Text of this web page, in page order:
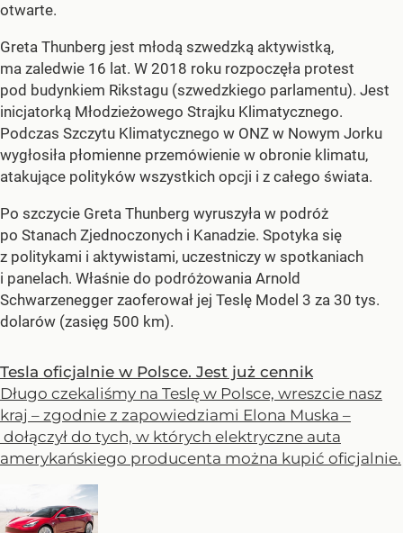
otwarte.
Greta Thunberg jest młodą szwedzką aktywistką,
ma zaledwie 16 lat. W 2018 roku rozpoczęła protest
pod budynkiem Rikstagu (szwedzkiego parlamentu). Jest
inicjatorką Młodzieżowego Strajku Klimatycznego.
Podczas Szczytu Klimatycznego w ONZ w Nowym Jorku
wygłosiła płomienne przemówienie w obronie klimatu,
atakujące polityków wszystkich opcji i z całego świata.
Po szczycie Greta Thunberg wyruszyła w podróż
po Stanach Zjednoczonych i Kanadzie. Spotyka się
z politykami i aktywistami, uczestniczy w spotkaniach
i panelach. Właśnie do podróżowania Arnold
Schwarzenegger zaoferował jej Teslę Model 3 za 30 tys.
dolarów (zasięg 500 km).
Tesla oficjalnie w Polsce. Jest już cennik
Długo czekaliśmy na Teslę w Polsce, wreszcie nasz
kraj – zgodnie z zapowiedziami Elona Muska –
dołączył do tych, w których elektryczne auta
amerykańskiego producenta można kupić oficjalnie.